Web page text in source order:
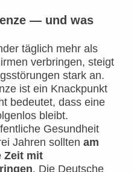
— und was
täglich mehr als
verbringen, steigt
stark an.
ist ein Knackpunkt
bedeutet, dass eine
bleibt.
Gesundheit
Jahren sollten am
Zeit mit
. Die Deutsche